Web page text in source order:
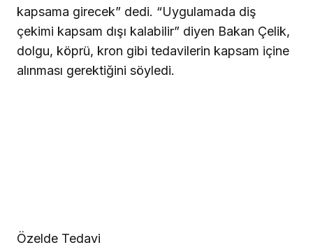
kapsama girecek” dedi. “Uygulamada diş
çekimi kapsam dışı kalabilir” diyen Bakan Çelik,
dolgu, köprü, kron gibi tedavilerin kapsam içine
alınması gerektiğini söyledi.
Özelde Tedavi